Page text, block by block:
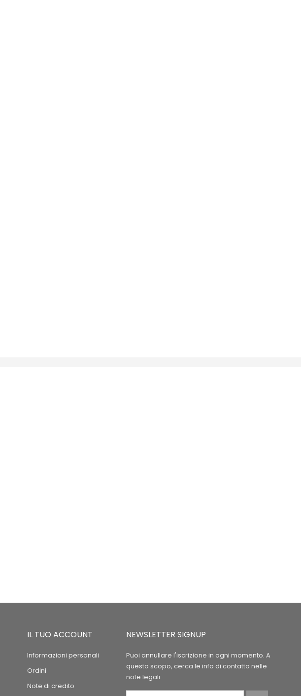
IL TUO ACCOUNT
Informazioni personali
Ordini
Note di credito
NEWSLETTER SIGNUP
Puoi annullare l'iscrizione in ogni momento. A
questo scopo, cerca le info di contatto nelle
note legali.